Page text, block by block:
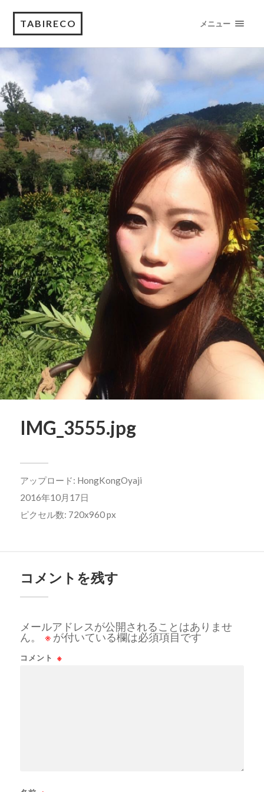
TABIRECO メニュー
IMG_3555.jpg
アップロード: HongKongOyaji
2016年10月17日
ピクセル数: 720x960 px
コメントを残す
メールアドレスが公開されることはありませ
ん。
※ が付いている欄は必須項目です
コメント ※